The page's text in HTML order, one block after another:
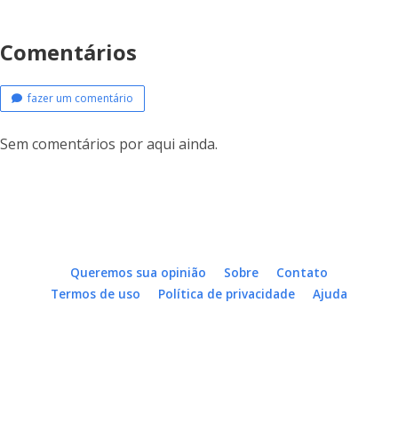
Comentários
fazer um comentário
Sem comentários por aqui ainda.
Queremos sua opinião Sobre
Contato
Termos de uso
Política de privacidade Ajuda